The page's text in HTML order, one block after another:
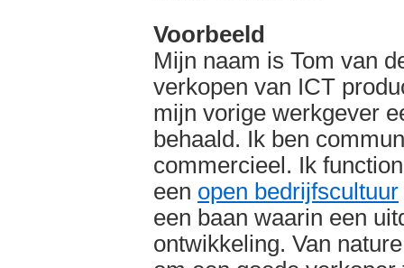
Voorbeeld
Mijn naam is Tom van
verkopen van ICT
mijn vorige werkgever
behaald. Ik ben
commercieel. Ik
een open bedrijfscultuur
een baan waarin een
ontwikkeling. Van